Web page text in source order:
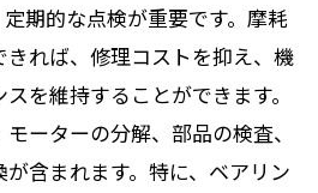
期的な点検が重要です。摩耗
れば、修理コストを抑え、機
を維持することができます。
ーターの分解、部品の検査、
含まれます。特に、ベアリン